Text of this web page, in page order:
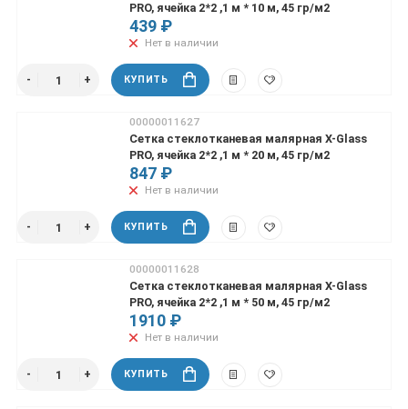
PRO, ячейка 2*2 ,1 м * 10 м, 45 гр/м2
439 ₽
Нет в наличии
КУПИТЬ
00000011627
Сетка стеклотканевая малярная X-Glass
PRO, ячейка 2*2 ,1 м * 20 м, 45 гр/м2
847 ₽
Нет в наличии
КУПИТЬ
00000011628
Сетка стеклотканевая малярная X-Glass
PRO, ячейка 2*2 ,1 м * 50 м, 45 гр/м2
1910 ₽
Нет в наличии
КУПИТЬ